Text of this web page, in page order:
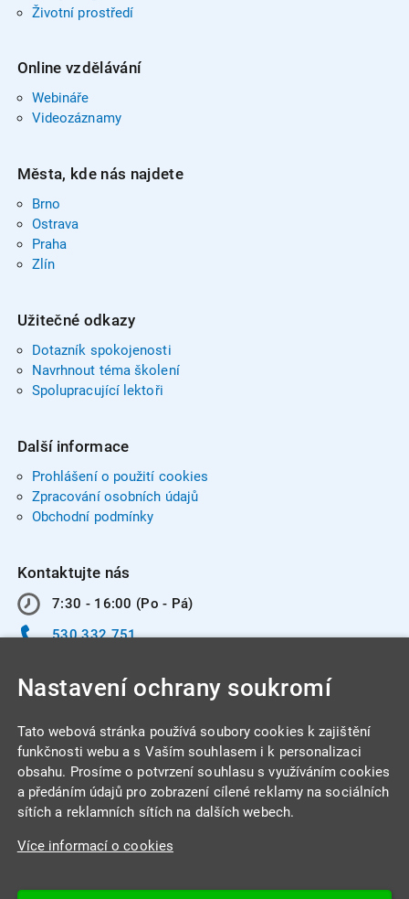
Životní prostředí
Online vzdělávání
Webináře
Videozáznamy
Města, kde nás najdete
Brno
Ostrava
Praha
Zlín
Užitečné odkazy
Dotazník spokojenosti
Navrhnout téma školení
Spolupracující lektoři
Další informace
Prohlášení o použití cookies
Zpracování osobních údajů
Obchodní podmínky
Kontaktujte nás
7:30 - 16:00 (Po - Pá)
530 332 751
INTEGRA CENTRUM s.r.o.
Jabloňová 662/7
Nastavení ochrany soukromí
Tato webová stránka používá soubory cookies k zajištění
funkčnosti webu a s Vaším souhlasem i k personalizaci
obsahu. Prosíme o potvrzení souhlasu s využíváním cookies
a předáním údajů pro zobrazení cílené reklamy na sociálních
sítích a reklamních sítích na dalších webech.
Více informací o cookies